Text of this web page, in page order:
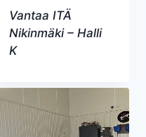
Vantaa ITÄ
Nikinmäki – Halli
K